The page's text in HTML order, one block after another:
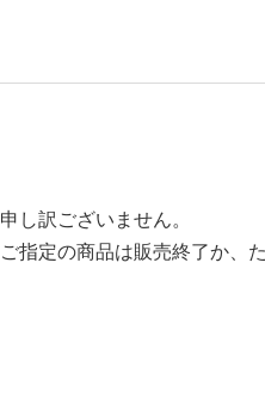
申し訳ございません。
ご指定の商品は販売終了か、